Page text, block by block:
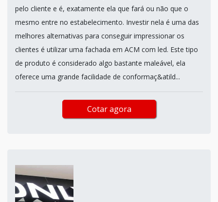
pelo cliente e é, exatamente ela que fará ou não que o
mesmo entre no estabelecimento. Investir nela é uma das
melhores alternativas para conseguir impressionar os
clientes é utilizar uma fachada em ACM com led. Este tipo
de produto é considerado algo bastante maleável, ela
oferece uma grande facilidade de conformaç&atild...
Cotar agora